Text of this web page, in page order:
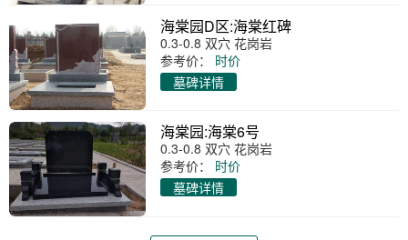
海棠园D区:海棠红碑
0.3-0.8 双穴 花岗岩
参考价：
时价
墓碑详情
海棠园:海棠6号
0.3-0.8 双穴 花岗岩
参考价：
时价
墓碑详情